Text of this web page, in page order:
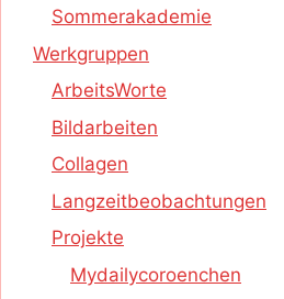
Sommerakademie
Werkgruppen
ArbeitsWorte
Bildarbeiten
Collagen
Langzeitbeobachtungen
Projekte
Mydailycoroenchen